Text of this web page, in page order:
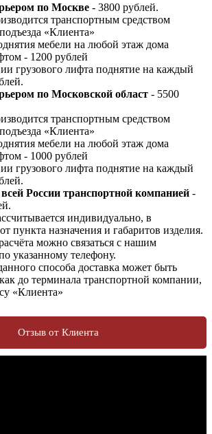
по Москве - 3800 рублей.
транспортным средством
«Клиента»
мебели на любой этаж дома
- 1200 рублей
грузового лифта поднятие на каждый
по Московской област - 5500
транспортным средством
«Клиента»
мебели на любой этаж дома
- 1000 рублей
грузового лифта поднятие на каждый
России транспортной компанией -
индивидуально, в
пункта назначения и габаритов изделия.
можно связаться с нашим
указанному телефону.
способа доставка может быть
до терминала транспортной компании,
«Клиента»
Отзыв от Клиента